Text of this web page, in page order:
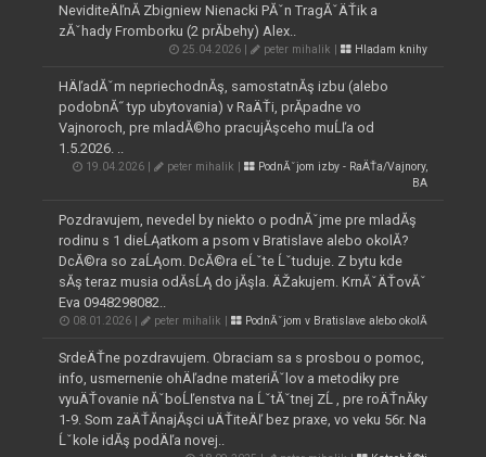
NeviditeÄľnĂ­ Zbigniew Nienacki PĂˇn TragĂˇÄŤik a
zĂˇhady Fromborku (2 prĂ­behy) Alex..
25.04.2026 | peter mihalik | Hladam knihy
HÄľadĂˇm nepriechodnĂş, samostatnĂş izbu (alebo
podobnĂ˝ typ ubytovania) v RaÄŤi, prĂ­padne vo
Vajnoroch, pre mladĂ©ho pracujĂşceho muĹľa od
1.5.2026. ..
19.04.2026 | peter mihalik |
PodnĂˇjom izby - RaÄŤa/Vajnory,
BA
Pozdravujem, nevedel by niekto o podnĂˇjme pre mladĂş
rodinu s 1 dieĹĄatkom a psom v Bratislave alebo okolĂ­?
DcĂ©ra so zaĹĄom. DcĂ©ra eĹˇte Ĺˇtuduje. Z bytu kde
sĂş teraz musia odĂ­sĹĄ do jĂşla. ÄŽakujem. KrnĂˇÄŤovĂˇ
Eva 0948298082..
08.01.2026 | peter mihalik | PodnĂˇjom v Bratislave alebo okolĂ­
SrdeÄŤne pozdravujem. Obraciam sa s prosbou o pomoc,
info, usmernenie ohÄľadne materiĂˇlov a metodiky pre
vyuÄŤovanie nĂˇboĹľenstva na ĹˇtĂˇtnej ZĹ , pre roÄŤnĂ­ky
1-9. Som zaÄŤĂ­najĂşci uÄŤiteÄľ bez praxe, vo veku 56r. Na
Ĺˇkole idĂş podÄľa novej..